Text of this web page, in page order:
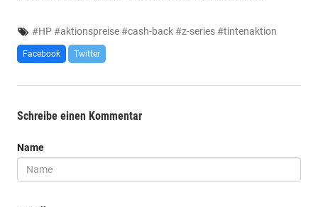
#HP#aktionspreise#cash-back#z-series#tintenaktion
Facebook Twitter
Schreibe einen Kommentar
Name